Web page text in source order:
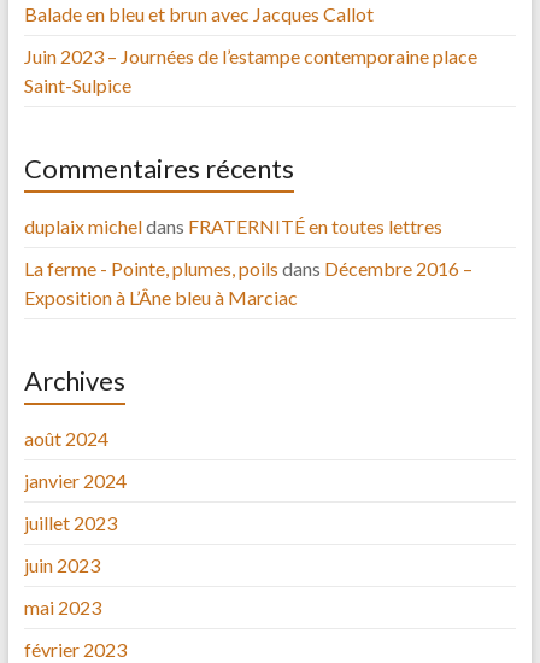
Balade en bleu et brun avec Jacques Callot
Juin 2023 – Journées de l’estampe contemporaine place
Saint-Sulpice
Commentaires récents
duplaix micheldans FRATERNITÉ en toutes lettres
La ferme - Pointe, plumes, poils dans Décembre 2016 –
Exposition à L’Âne bleu à Marciac
Archives
août 2024
janvier 2024
juillet 2023
juin 2023
mai 2023
février 2023